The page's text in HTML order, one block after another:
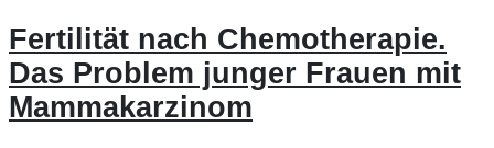
Fertilität nach Chemotherapie.
Das Problem junger Frauen mit
Mammakarzinom